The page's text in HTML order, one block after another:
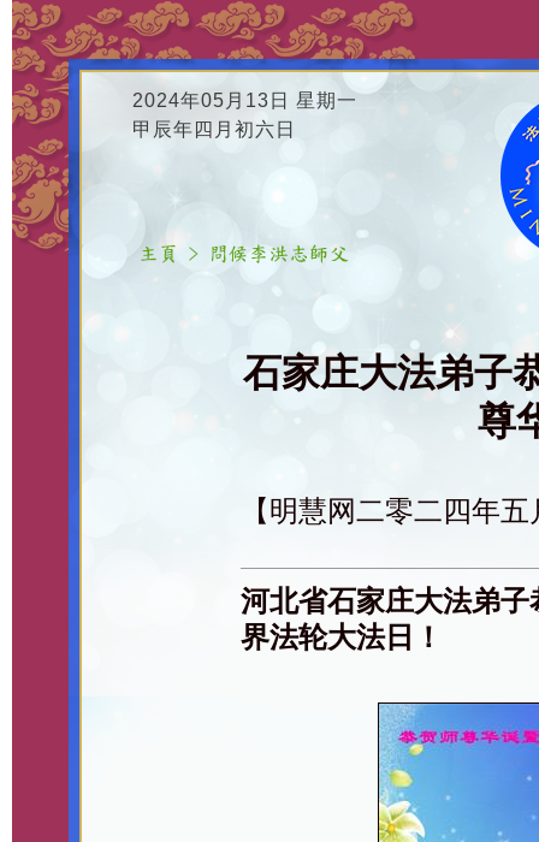
2024年05月13日 星期一
甲辰年四月初六日
石家庄大法弟子
尊
【明慧网二零二四年
河北省石家庄大法弟
界法轮大法日！